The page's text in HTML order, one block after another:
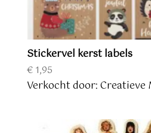
Stickervel kerst labels
€1,95
Verkocht door: Creatieve